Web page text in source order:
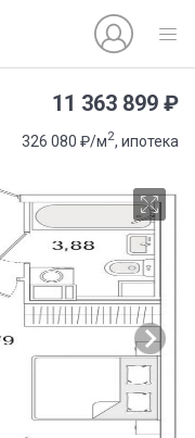
11 363 899 ₽
326 080 ₽/м2, ипотека